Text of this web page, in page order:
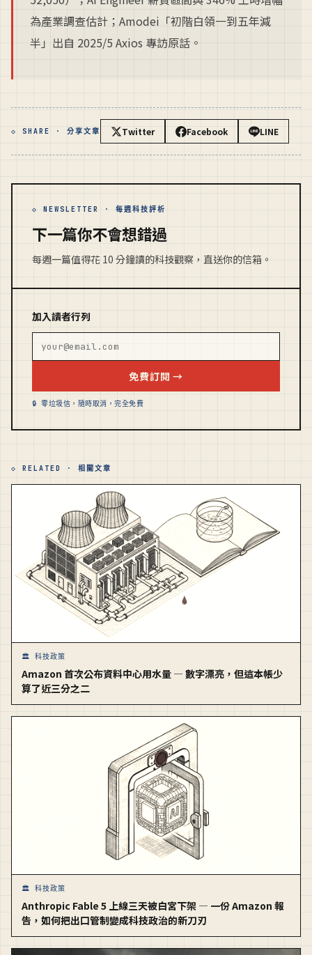
為產業調查估計；Amodei「初階白領一到五年減
半」出自 2025/5 Axios 專訪原話。
◇ SHARE · 分享文章 Twitter Facebook LINE
◇ NEWSLETTER · 每週科技評析
下一篇你不會想錯過
每週一篇值得花 10 分鐘讀的科技觀察，直送你的信箱。
加入讀者行列
免費訂閱 →
🔒 零垃圾信，隨時取消，完全免費
◇ RELATED · 相關文章
🏛️ 科技政策
Amazon 首次公布資料中心用水量 — 數字漂亮，但這本帳少
算了近三分之二
🏛️ 科技政策
Anthropic Fable 5 上線三天被白宮下架 — 一份 Amazon 報
告，如何把出口管制變成科技政治的新刀刃